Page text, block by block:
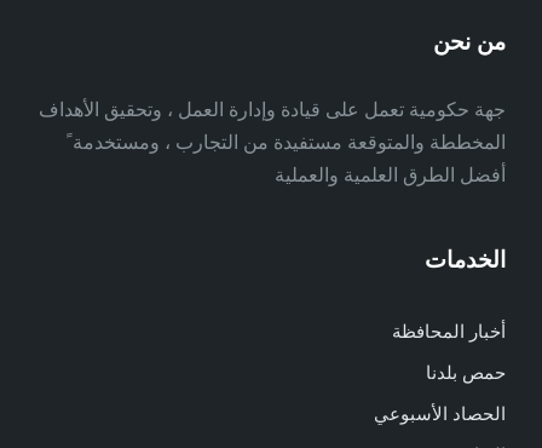
من نحن
جهة حكومية تعمل على قيادة وإدارة العمل ، وتحقيق الأهداف
المخططة والمتوقعة مستفيدة من التجارب ، ومستخدمة ً
أفضل الطرق العلمية والعملية
الخدمات
أخبار المحافظة
حمص بلدنا
الحصاد الأسبوعي